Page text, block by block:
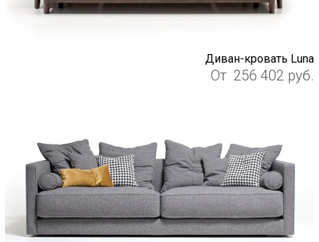
Диван-кровать Luna
От 256 402 руб.